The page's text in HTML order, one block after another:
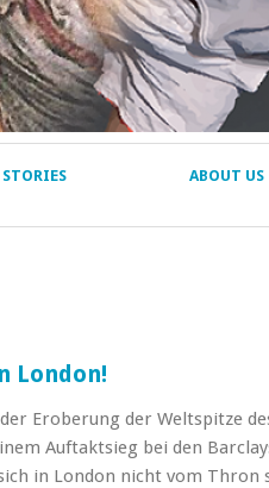
STORIES ABOUT US
London!
Eroberung der Weltspitze
Auftaktsieg bei den
in London nicht vom Thron